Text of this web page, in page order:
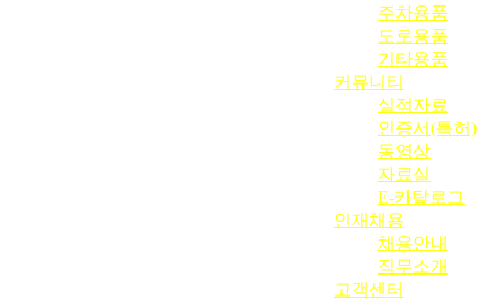
주차용품
도로용품
기타용품
커뮤니티
실적자료
인증서(특허)
동영상
자료실
E-카탈로그
인재채용
채용안내
직무소개
고객센터